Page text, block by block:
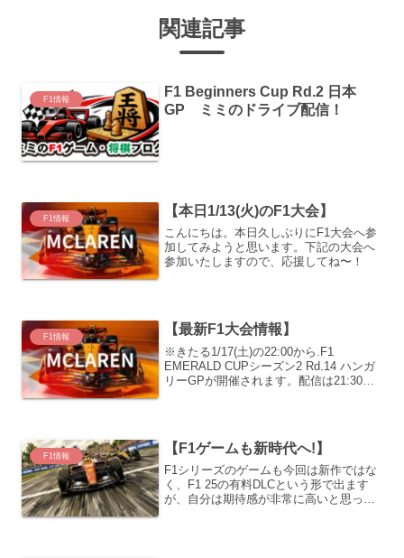
関連記事
F1情報
F1 Beginners Cup Rd.2 日本
GP ミミのドライブ配信！
F1情報 【本日1/13(火)のF1大会】
こんにちは。本日久しぶりにF1大会へ参
加してみようと思います。下記の大会へ
参加いたしますので、応援してね〜！
F1情報 【最新F1大会情報】
※きたる1/17(土)の22:00から.F1
EMERALD CUPシーズン2 Rd.14 ハンガ
リーGPが開催されます。配信は21:30か
F1情報 【F1ゲームも新時代へ!】
F1シリーズのゲームも今回は新作ではな
く、F1 25の有料DLCという形で出ます
が、自分は期待感が非常に高いと思って